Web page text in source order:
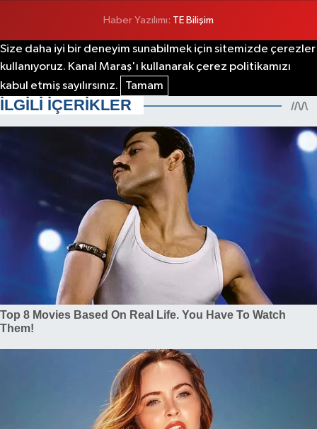
Haber Yazılımı: TE Bilişim
Size daha iyi bir deneyim sunabilmek için sitemizde çerezler
kullanıyoruz. Kanal Maraş'ı kullanarak çerez politikamızı
kabul etmiş sayılırsınız.
Tamam